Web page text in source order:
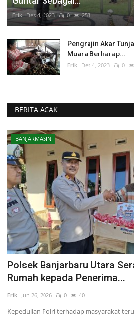
Erik Des 4, 2023 0 253
Pengrajin Akar
Muara Berharap...
Erik Des 4, 2023 0
BERITA ACAK
BANJARMASIN
Polsek Banjarbaru Utara
Rumah kepada Penerima...
Erik Jun 26, 2026 0 40
Kepedulian Polri terhadap masyarakat